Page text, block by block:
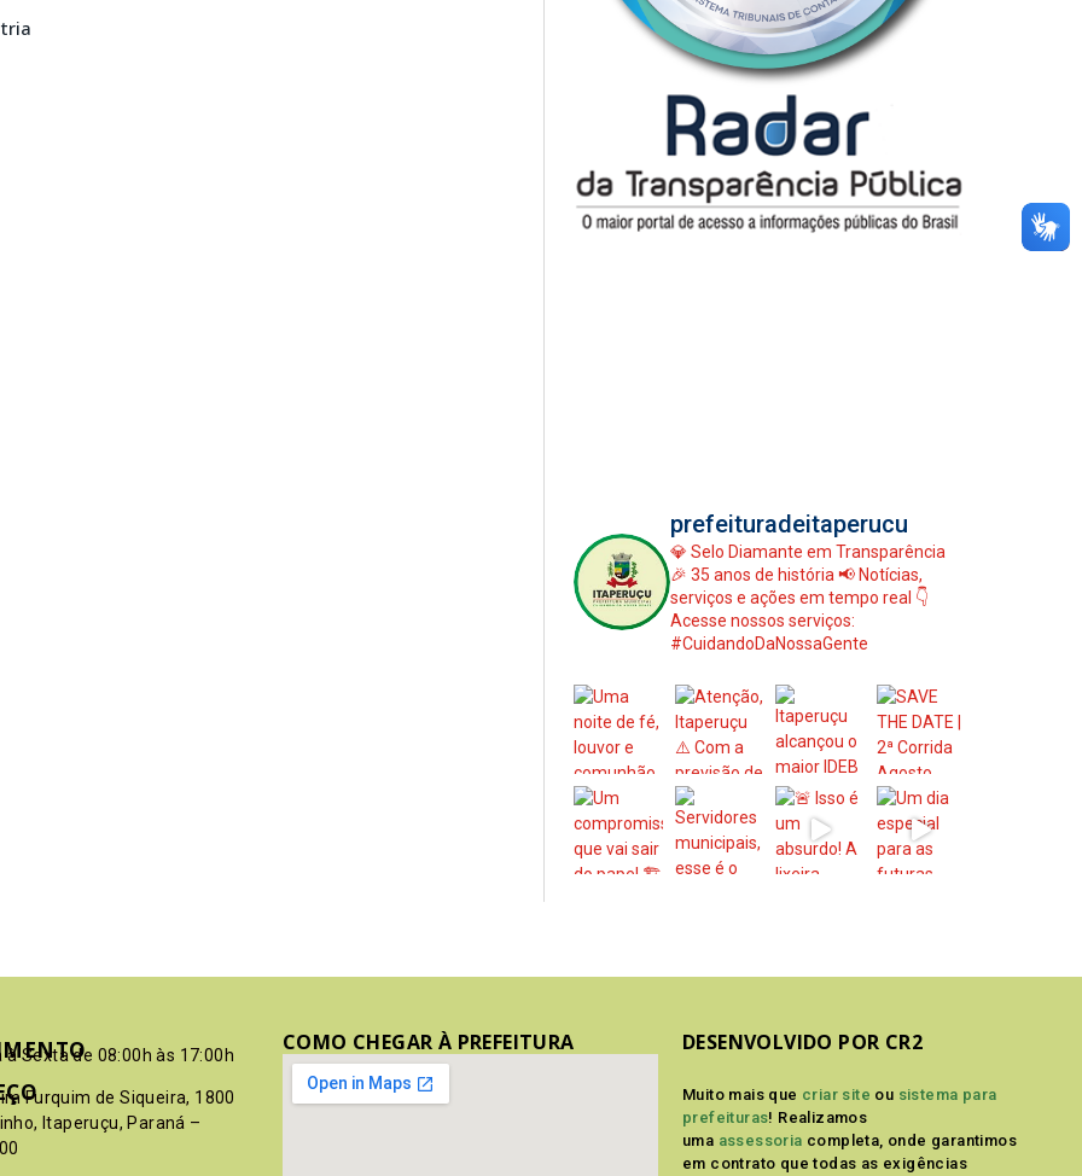
prefeituradeitaperucu
💎 Selo Diamante em Transparência
🎉 35 anos de história 📢 Notícias,
serviços e ações em tempo real 👇
Acesse nossos serviços:
#CuidandoDaNossaGente
à Sexta de 08:00h às 17:00h
Furquim de Siqueira, 1800
Itaperuçu, Paraná –
COMO CHEGAR À PREFEITURA DESENVOLVIDO POR CR2
Muito mais que criar site ou sistema para
prefeituras! Realizamos
uma assessoria completa, onde garantimos
em contrato que todas as exigências